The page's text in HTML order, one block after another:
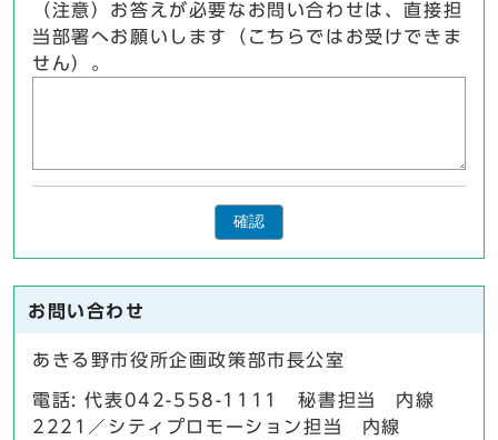
（注意）お答えが必要なお問い合わせは、直接担
当部署へお願いします（こちらではお受けできま
せん）。
確認
お問い合わせ
あきる野市役所企画政策部市長公室
電話: 代表042-558-1111 秘書担当 内線
2221／シティプロモーション担当 内線